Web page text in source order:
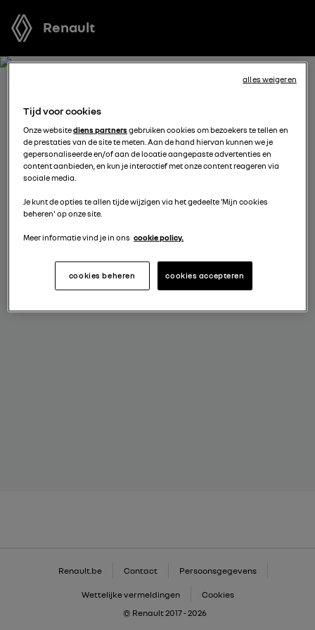
Renault
ONTVANG GRATIS JOUW
OFFERTE VOOR MEGANE E-
TECH ELECTRIC
offerte voor te stellen, met financieringsmogelijkheden
je aankoopplannen.
kies een verdeler
Renault.be Contact Persoonsgegevens
Wettelijke vermeldingen
Cookies
© Renault 2017 - 2026
Tijd voor cookies
Onze websitediens partnersgebruiken cookies om bezoekers te tellen en
de prestaties van de site te meten. Aan de hand hiervan kunnen we je
gepersonaliseerde en/of aan de locatie aangepaste advertenties en
content aanbieden, en kun je interactief met onze content reageren via
sociale media.
Je kunt de opties te allen tijde wijzigen via het gedeelte 'Mijn cookies
beheren' op onze site.
Meer informatie vind je in ons cookie policy.
cookies accepteren
cookies beheren
alles weigeren